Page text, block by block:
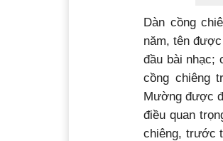
Dàn cồng
năm, tên
đầu bài nhạc;
cồng chiêng
Mường được
điều quan
chiêng, trước